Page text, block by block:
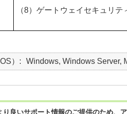
（8）ゲートウェイセキュリテ
） Windows, Windows Server,
り良いサポート情報のご提供のため